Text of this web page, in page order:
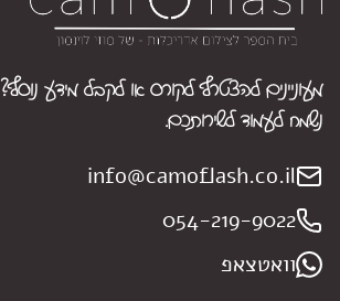
מעוניינים להצטרף לקורס או לקבל מידע נוסף?
נשמח לעמוד לשירותכם.
info@camoflash.co.il
054-219-9022
וואטצאפ